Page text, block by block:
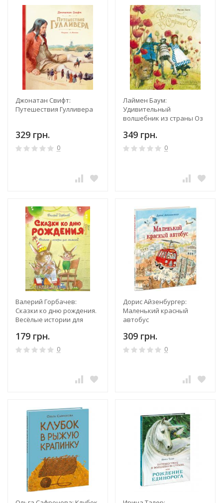
Джонатан Свифт:
Путешествия Гулливера
329 грн.
0
Лаймен Баум:
Удивительный
волшебник из страны Оз
349 грн.
0
Валерий Горбачев:
Сказки ко дню рождения.
Весёлые истории для
179 грн.
0
Дорис Айзенбургер:
Маленький красный
автобус
309 грн.
0